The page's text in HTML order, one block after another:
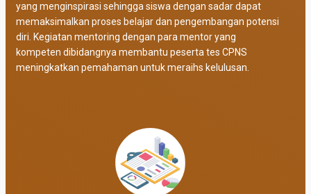
yang menginspirasi sehingga siswa dengan sadar dapat
memaksimalkan proses belajar dan pengembangan potensi
diri. Kegiatan mentoring dengan para mentor yang
kompeten dibidangnya membantu peserta tes CPNS
meningkatkan pemahaman untuk meraihs kelulusan.